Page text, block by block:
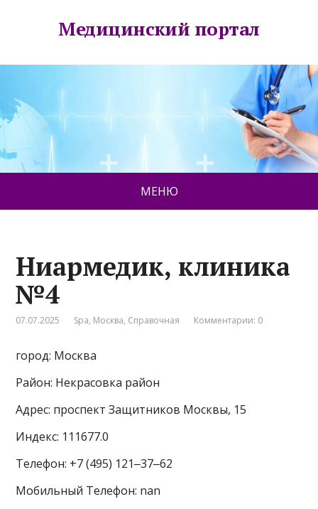
Медицинский портал
МЕНЮ
Ниармедик, клиника
№4
07.07.2025 Spa, Москва, Справочная Комментарии: 0
город: Москва
Район: Некрасовка район
Адрес: проспект Защитников Москвы, 15
Индекс: 111677.0
Телефон: +7 (495) 121‒37‒62
Мобильный Телефон: nan